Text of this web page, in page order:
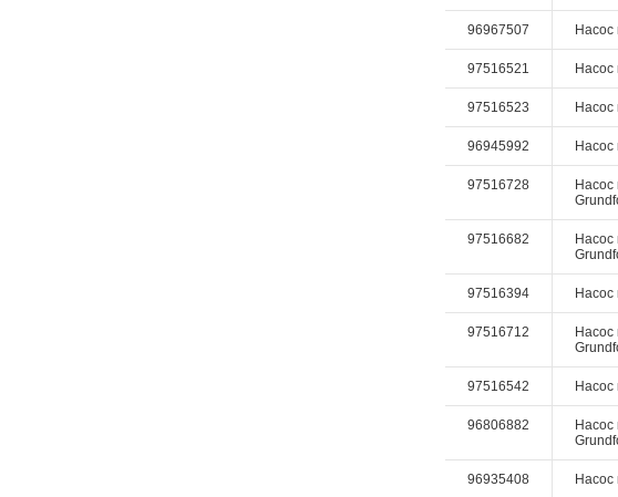
96967507 Насос
97516521 Насос
97516523 Насос
96945992 Насос
97516728
Насос
97516682
Насос
97516394 Насос
97516712
Насос
97516542 Насос
96806882
Насос
96935408 Насос